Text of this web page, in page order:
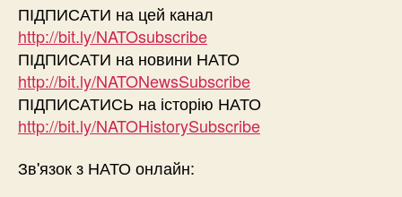
ПІДПИСАТИ на цей канал
http://bit.ly/NATOsubscribe
ПІДПИСАТИ на новини НАТО
http://bit.ly/NATONewsSubscribe
ПІДПИСАТИСЬ на історію НАТО
http://bit.ly/NATOHistorySubscribe
Зв'язок з НАТО онлайн: